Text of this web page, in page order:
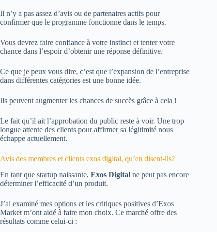
Il n’y a pas assez d’avis ou de partenaires actifs pour
confirmer que le programme fonctionne dans le temps.
Vous devrez faire confiance à votre instinct et tenter votre
chance dans l’espoir d’obtenir une réponse définitive.
Ce que je peux vous dire, c’est que l’expansion de l’entreprise
dans différentes catégories est une bonne idée.
Ils peuvent augmenter les chances de succès grâce à cela !
Le fait qu’il ait l’approbation du public reste à voir. Une trop
longue attente des clients pour affirmer sa légitimité nous
échappe actuellement.
Avis des membres et clients exos digital, qu’en disent-ils?
En tant que startup naissante, Exos Digital ne peut pas encore
déterminer l’efficacité d’un produit.
J’ai examiné mes options et les critiques positives d’Exos
Market m’ont aidé à faire mon choix. Ce marché offre des
résultats comme celui-ci :